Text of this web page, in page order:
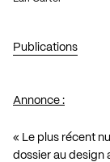
Publications
Annonce :
« Le plus récent
dossier au design